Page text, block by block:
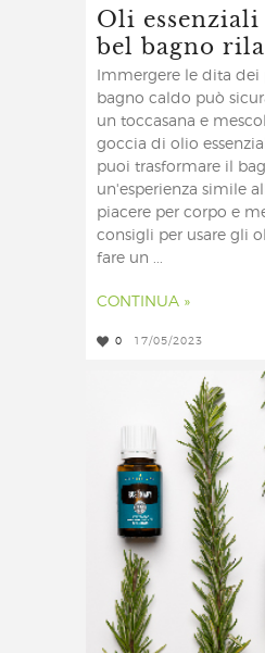
Oli
bel bagno
Immergere le dita
bagno caldo può
un toccasana e
goccia di olio
puoi trasformare il
un'esperienza simile
piacere per corpo e
consigli per usare gli
fare un ...
CONTINUA »
0 17/05/2023